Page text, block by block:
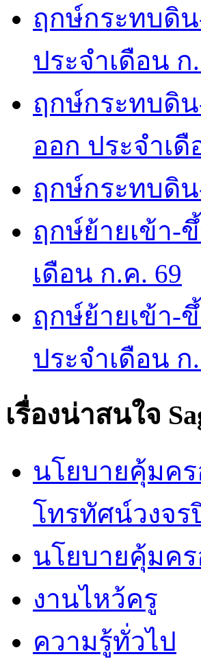
ฤกษ์กระทบดิ
ประจำเดือน ก
ฤกษ์กระทบดิ
ออก ประจำเดื
ฤกษ์กระทบดิน
ฤกษ์ย้ายเข้า-
เดือน ก.ค. 69
ฤกษ์ย้ายเข้า-
ประจำเดือน ก
เรื่องน่าสนใจ
นโยบายคุ้มค
โทรทัศน์วงจร
นโยบายคุ้มค
งานไหว้ครู
ความรู้ทั่วไป